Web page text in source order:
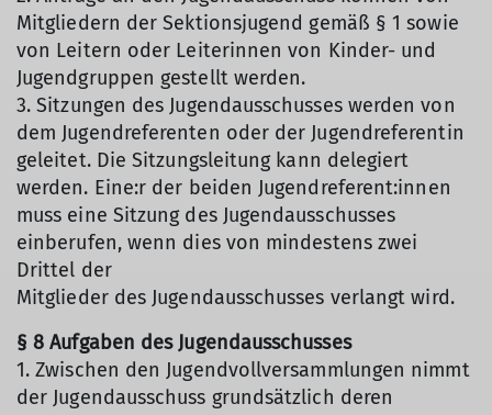
Mitgliedern der Sektionsjugend gemäß § 1 sowie
von Leitern oder Leiterinnen von Kinder- und
Jugendgruppen gestellt werden.
3. Sitzungen des Jugendausschusses werden von
dem Jugendreferenten oder der Jugendreferentin
geleitet. Die Sitzungsleitung kann delegiert
werden. Eine:r der beiden Jugendreferent:innen
muss eine Sitzung des Jugendausschusses
einberufen, wenn dies von mindestens zwei
Drittel der
Mitglieder des Jugendausschusses verlangt wird.
§ 8 Aufgaben des Jugendausschusses
1. Zwischen den Jugendvollversammlungen nimmt
der Jugendausschuss grundsätzlich deren